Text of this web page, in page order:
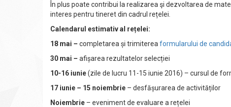
În plus poate contribui la realizarea şi dezvoltarea de
interes pentru tineret din cadrul rețelei.
Calendarul estimativ al rețelei:
18 mai – completarea și trimiterea formularului de
30 mai – afișarea rezultatelor selecției
10-16 iunie(zile de lucru 11-15 iunie 2016) – cursul de
17 iunie – 15 noiembrie – desfășurarea de activităților
Noiembrie – eveniment de evaluare a rețelei